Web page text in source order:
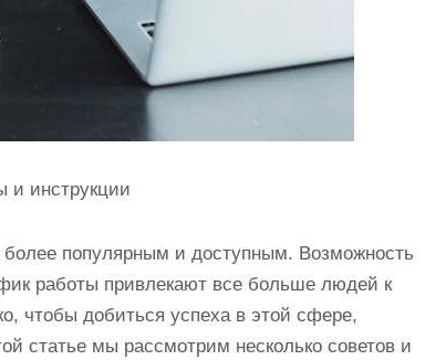
и инструкции
популярным и доступным. Возможность
работы привлекают все больше людей к
чтобы добиться успеха в этой сфере,
статье мы рассмотрим несколько советов и